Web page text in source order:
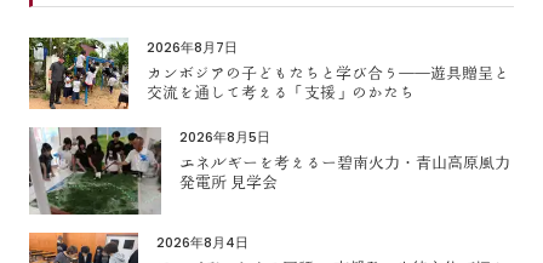
2026年8月7日
カンボジアの子どもたちと学び合う――遊具贈呈と
交流を通して考える「支援」のかたち
2026年8月5日
エネルギーを考えるー碧南火力・青山高原風力
発電所 見学会
2026年8月4日